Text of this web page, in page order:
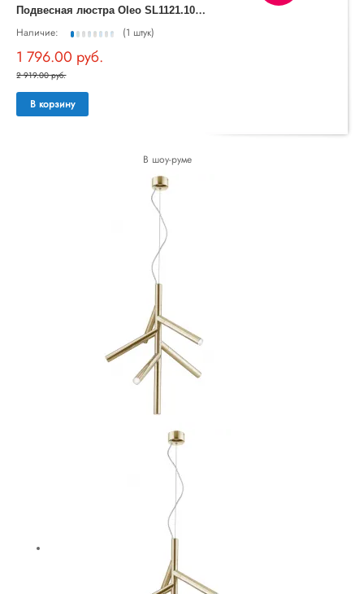
П
одвесная люстра Oleo SL1121.103.06
Наличие: (1 штук)
1 796.00 руб.
2 919.00 руб.
В корзину
В шоу-руме